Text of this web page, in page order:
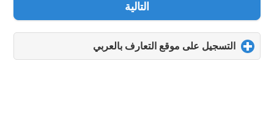
التالية
التسجيل على موقع التعارف بالعربي
to